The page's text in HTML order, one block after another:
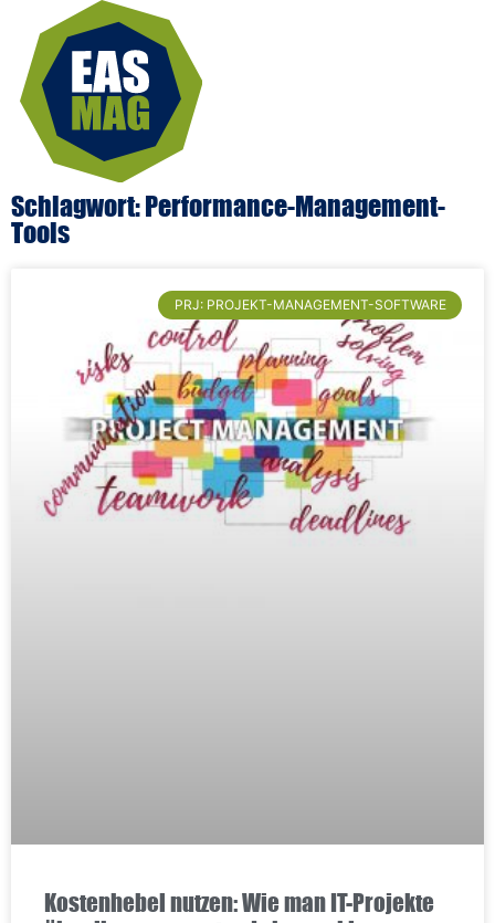
Schlagwort: Performance-Management-
Tools
PRJ: PROJEKT-MANAGEMENT-SOFTWARE
Kostenhebel nutzen: Wie man IT-Projekte